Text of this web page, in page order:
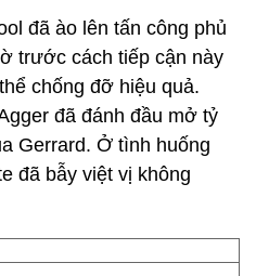
đã ào lên tấn công phủ
trước cách tiếp cận này
chống đỡ hiệu quả.
đã đánh đầu mở tỷ
Gerrard. Ở tình huống
đã bẫy việt vị không